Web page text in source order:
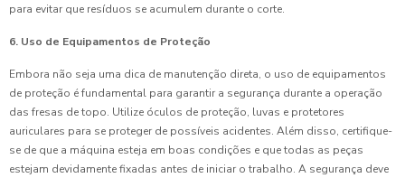
para evitar que resíduos se acumulem durante o corte.
6. Uso de Equipamentos de Proteção
Embora não seja uma dica de manutenção direta, o uso de equipamentos
de proteção é fundamental para garantir a segurança durante a operação
das fresas de topo. Utilize óculos de proteção, luvas e protetores
auriculares para se proteger de possíveis acidentes. Além disso, certifique-
se de que a máquina esteja em boas condições e que todas as peças
estejam devidamente fixadas antes de iniciar o trabalho. A segurança deve